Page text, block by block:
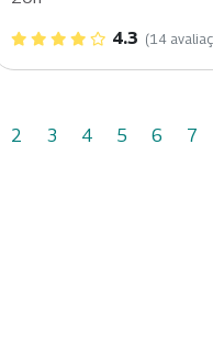
4.3 (14
2 3 4 5 6 7